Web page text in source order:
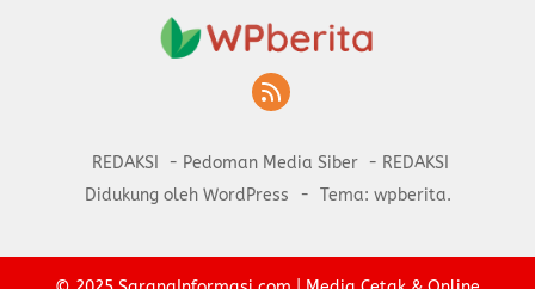
REDAKSI Pedoman Media Siber
REDAKSI
Didukung oleh WordPress
- Tema: wpberita.